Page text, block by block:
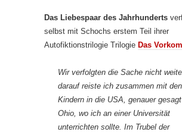
Das Liebespaar des Jahrhunderts
selbst mit Schochs erstem Teil ihrer
Autofiktionstrilogie Trilogie Das
Wir verfolgten die Sache nicht
darauf reiste ich zusammen mit den
Kindern in die USA, genauer
Ohio, wo ich an einer Universität
unterrichten sollte. Im Trubel der